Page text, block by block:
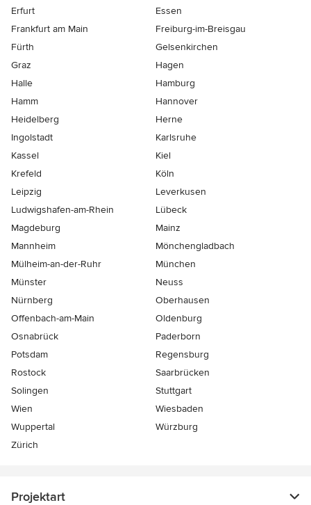
Erfurt
Essen
Frankfurt am Main
Freiburg-im-Breisgau
Fürth
Gelsenkirchen
Graz
Hagen
Halle
Hamburg
Hamm
Hannover
Heidelberg
Herne
Ingolstadt
Karlsruhe
Kassel
Kiel
Krefeld
Köln
Leipzig
Leverkusen
Ludwigshafen-am-Rhein
Lübeck
Magdeburg
Mainz
Mannheim
Mönchen­gladbach
Mülheim-an-der-Ruhr
München
Münster
Neuss
Nürnberg
Oberhausen
Offenbach-am-Main
Oldenburg
Osnabrück
Paderborn
Potsdam
Regensburg
Rostock
Saarbrücken
Solingen
Stuttgart
Wien
Wiesbaden
Wuppertal
Würzburg
Zürich
Projektart